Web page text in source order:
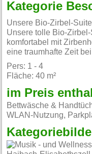
Kategorie
Unsere Bio-Zirbel-
Unsere tolle Bio-
komfortabel mit
eine traumhafte Zeit
Pers: 1 - 4
Fläche: 40 m²
im Preis
Bettwäsche &
WLAN-Nutzung,